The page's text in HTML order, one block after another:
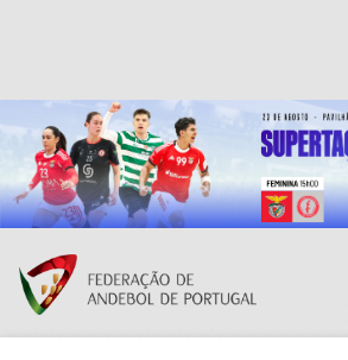
Resultados Andebol
Federação de Andebol de Portugal
Grátis - Disponivel na Play Store